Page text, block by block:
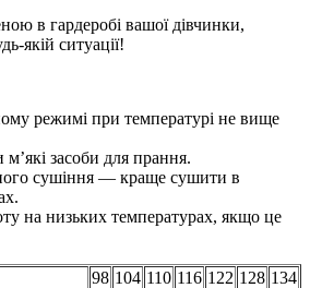
в гардеробі вашої дівчинки,
якій ситуації!
режимі при температурі не вище
засоби для прання.
сушіння — краще сушити в
на низьких температурах, якщо це
98 104 110 116 122 128 134